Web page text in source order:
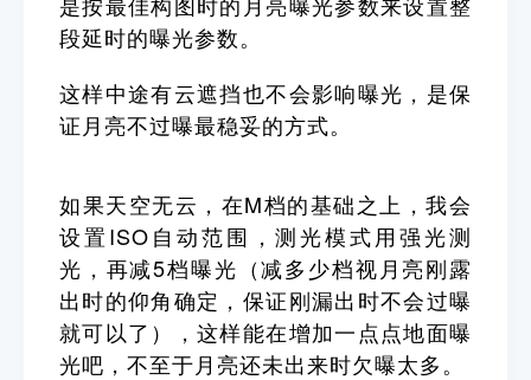
段延时的曝光参数。
这样中途有云遮挡也不会影响曝光，是保
证月亮不过曝最稳妥的方式。
如果天空无云，在M档的基础之上，我会
设置ISO自动范围，测光模式用强光测
光，再减5档曝光（减多少档视月亮刚露
出时的仰角确定，保证刚漏出时不会过曝
就可以了），这样能在增加一点点地面曝
光吧，不至于月亮还未出来时欠曝太多。